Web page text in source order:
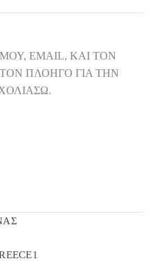
EMAIL, ΚΑΙ ΤΟΝ
ΠΛΟΗΓΌ ΓΙΑ ΤΗΝ